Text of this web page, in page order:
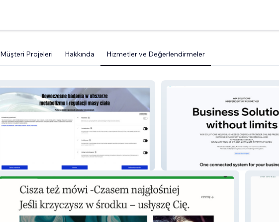
Müşteri Projeleri Hakkında Hizmetler ve Değerlendirmeler
MAX PLANCK LAB WIX SOLUTIONS